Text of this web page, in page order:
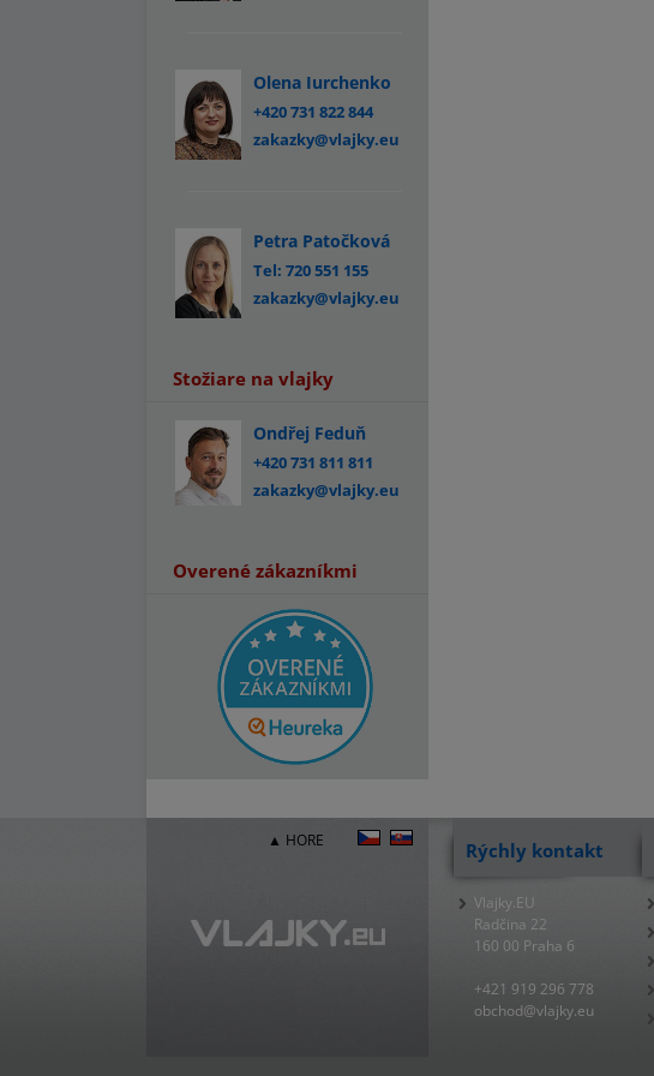
Olena Iurchenko
+420 731 822 844
zakazky@vlajky.eu
Petra Patočková
Tel: 720 551 155
zakazky@vlajky.eu
Stožiare na vlajky
Ondřej Feduň
+420 731 811 811
zakazky@vlajky.eu
Overené zákazníkmi
▲ HORE Rýchly kontakt
Vlajky.EU
Radčina 22
160 00 Praha 6
+421 919 296 778
obchod@vlajky.eu